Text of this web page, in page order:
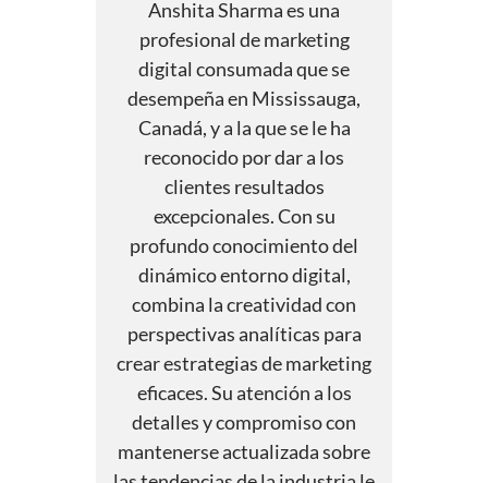
Anshita Sharma es una
profesional de marketing
digital consumada que se
desempeña en Mississauga,
Canadá, y a la que se le ha
reconocido por dar a los
clientes resultados
excepcionales. Con su
profundo conocimiento del
dinámico entorno digital,
combina la creatividad con
perspectivas analíticas para
crear estrategias de marketing
eficaces. Su atención a los
detalles y compromiso con
mantenerse actualizada sobre